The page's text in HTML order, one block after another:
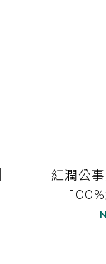
紅潤公